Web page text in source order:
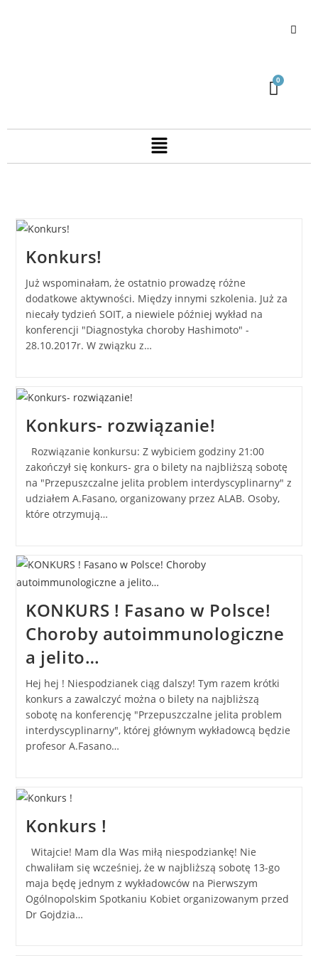
Konkurs!
Już wspominałam, że ostatnio prowadzę różne
dodatkowe aktywności. Między innymi szkolenia. Już za
niecały tydzień SOIT, a niewiele później wykład na
konferencji "Diagnostyka choroby Hashimoto" -
28.10.2017r. W związku z…
Konkurs- rozwiązanie!
Rozwiązanie konkursu: Z wybiciem godziny 21:00
zakończył się konkurs- gra o bilety na najbliższą sobotę
na "Przepuszczalne jelita problem interdyscyplinarny" z
udziałem A.Fasano, organizowany przez ALAB. Osoby,
które otrzymują…
KONKURS ! Fasano w Polsce!
Choroby autoimmunologiczne
a jelito…
Hej hej ! Niespodzianek ciąg dalszy! Tym razem krótki
konkurs a zawalczyć można o bilety na najbliższą
sobotę na konferencję "Przepuszczalne jelita problem
interdyscyplinarny", której głównym wykładowcą będzie
profesor A.Fasano…
Konkurs !
Witajcie! Mam dla Was miłą niespodziankę! Nie
chwaliłam się wcześniej, że w najbliższą sobotę 13-go
maja będę jednym z wykładowców na Pierwszym
Ogólnopolskim Spotkaniu Kobiet organizowanym przed
Dr Gojdzia…